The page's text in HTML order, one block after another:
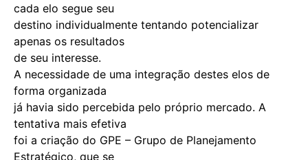
cada elo segue seu
destino individualmente tentando potencializar
apenas os resultados
de seu interesse.
A necessidade de uma integração destes elos de
forma organizada
já havia sido percebida pelo próprio mercado. A
tentativa mais efetiva
foi a criação do GPE – Grupo de Planejamento
Estratégico, que se